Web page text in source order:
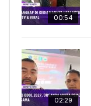
00:54
02:29